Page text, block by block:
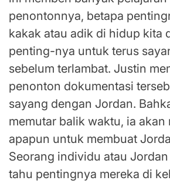
penontonnya, betapa
kakak atau adik di hidup kita
penting-nya untuk terus
sebelum terlambat. Justin
penonton dokumentasi
sayang dengan Jordan.
memutar balik waktu, ia akan
apapun untuk membuat
Seorang individu atau
tahu pentingnya mereka di